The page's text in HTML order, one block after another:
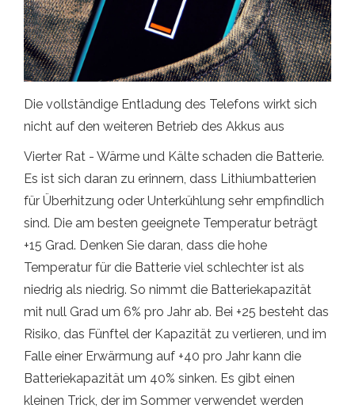
Die vollständige Entladung des Telefons wirkt sich
nicht auf den weiteren Betrieb des Akkus aus
Vierter Rat - Wärme und Kälte schaden die Batterie.
Es ist sich daran zu erinnern, dass Lithiumbatterien
für Überhitzung oder Unterkühlung sehr empfindlich
sind. Die am besten geeignete Temperatur beträgt
+15 Grad. Denken Sie daran, dass die hohe
Temperatur für die Batterie viel schlechter ist als
niedrig als niedrig. So nimmt die Batteriekapazität
mit null Grad um 6% pro Jahr ab. Bei +25 besteht das
Risiko, das Fünftel der Kapazität zu verlieren, und im
Falle einer Erwärmung auf +40 pro Jahr kann die
Batteriekapazität um 40% sinken. Es gibt einen
kleinen Trick, der im Sommer verwendet werden